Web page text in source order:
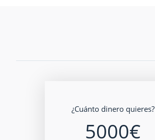
¿Cuánto dinero quieres?
5000€